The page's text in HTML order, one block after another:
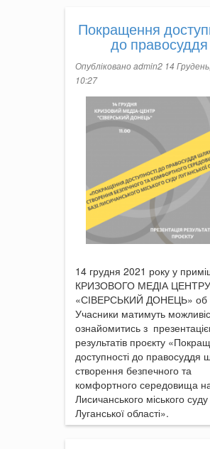
Покращення
до правосуддя
Опублікованоadmin214
10:27
14 грудня 2021 року у
КРИЗОВОГО МЕДІА ЦЕНТРУ
«СІВЕРСЬКИЙ ДОНЕЦЬ» об
Учасники матимуть
ознайомитись з
результатів проєкту
доступності до правосуддя
створення безпечного та
комфортного середовища
Лисичанського міського суду
Луганської області».